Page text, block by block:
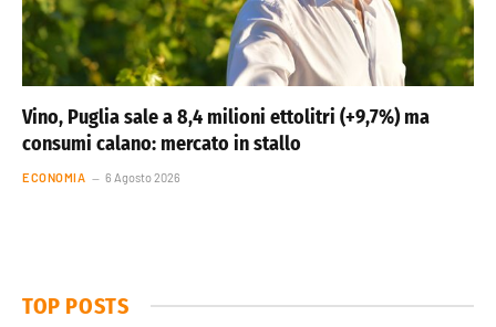
Vino, Puglia sale a 8,4 milioni ettolitri (+9,7%) ma
consumi calano: mercato in stallo
ECONOMIA 6 Agosto 2026
TOP POSTS